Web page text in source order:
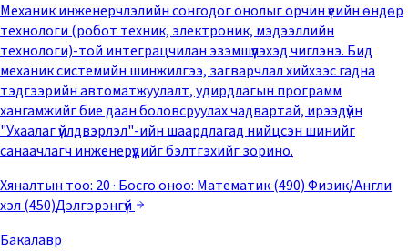
Механик инженерчлэлийн сонгодог онолыг орчин үеийн өндөр
технологи (робот техник, электроник, мэдээллийн
технологи)-той интеграцчилан эзэмшүүлэхэд чиглэнэ. Бид
механик системийн шинжилгээ, загварчлал хийхээс гадна
тэдгээрийн автоматжуулалт, удирдлагын программ
хангамжийг бие даан боловсруулах чадвартай, ирээдүйн
"Ухаалаг үйлдвэрлэл"-ийн шаардлагад нийцсэн шинийг
санаачлагч инженерүүдийг бэлтгэхийг зорино.
Хяналтын тоо: 20· Босго оноо:Математик (490) Физик/Англи
хэл (450)Дэлгэрэнгүй
Бакалавр